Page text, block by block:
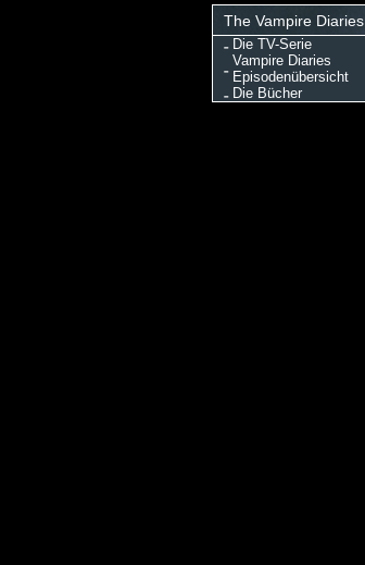
The Vampire Diaries
Die TV-Serie
Vampire Diaries
Episodenübersicht
Die Bücher